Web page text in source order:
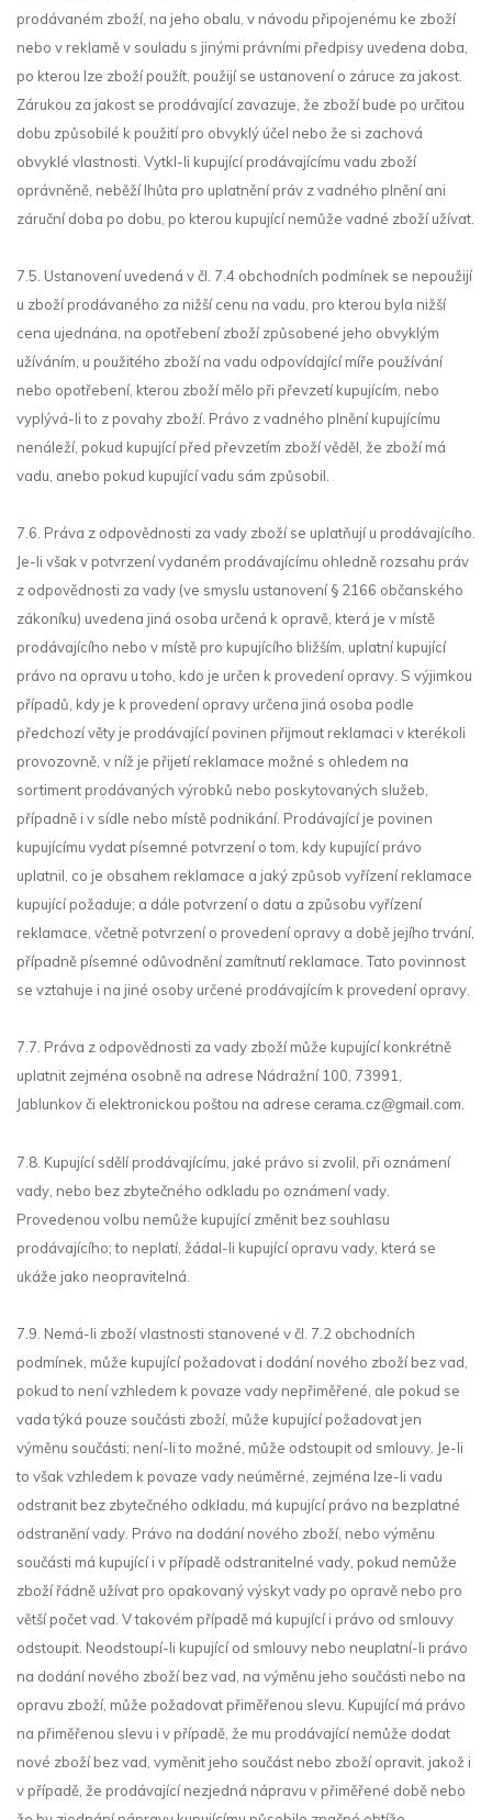
prodávaném zboží, na jeho obalu, v návodu připojenému ke zboží
nebo v reklamě v souladu s jinými právními předpisy uvedena doba,
po kterou lze zboží použít, použijí se ustanovení o záruce za jakost.
Zárukou za jakost se prodávající zavazuje, že zboží bude po určitou
dobu způsobilé k použití pro obvyklý účel nebo že si zachová
obvyklé vlastnosti. Vytkl-li kupující prodávajícímu vadu zboží
oprávněně, neběží lhůta pro uplatnění práv z vadného plnění ani
záruční doba po dobu, po kterou kupující nemůže vadné zboží užívat.
7.5. Ustanovení uvedená v čl. 7.4 obchodních podmínek se nepoužijí
u zboží prodávaného za nižší cenu na vadu, pro kterou byla nižší
cena ujednána, na opotřebení zboží způsobené jeho obvyklým
užíváním, u použitého zboží na vadu odpovídající míře používání
nebo opotřebení, kterou zboží mělo při převzetí kupujícím, nebo
vyplývá-li to z povahy zboží. Právo z vadného plnění kupujícímu
nenáleží, pokud kupující před převzetím zboží věděl, že zboží má
vadu, anebo pokud kupující vadu sám způsobil.
7.6. Práva z odpovědnosti za vady zboží se uplatňují u prodávajícího.
Je-li však v potvrzení vydaném prodávajícímu ohledně rozsahu práv
z odpovědnosti za vady (ve smyslu ustanovení § 2166 občanského
zákoníku) uvedena jiná osoba určená k opravě, která je v místě
prodávajícího nebo v místě pro kupujícího bližším, uplatní kupující
právo na opravu u toho, kdo je určen k provedení opravy. S výjimkou
případů, kdy je k provedení opravy určena jiná osoba podle
předchozí věty je prodávající povinen přijmout reklamaci v kterékoli
provozovně, v níž je přijetí reklamace možné s ohledem na
sortiment prodávaných výrobků nebo poskytovaných služeb,
případně i v sídle nebo místě podnikání. Prodávající je povinen
kupujícímu vydat písemné potvrzení o tom, kdy kupující právo
uplatnil, co je obsahem reklamace a jaký způsob vyřízení reklamace
kupující požaduje; a dále potvrzení o datu a způsobu vyřízení
reklamace, včetně potvrzení o provedení opravy a době jejího trvání,
případně písemné odůvodnění zamítnutí reklamace. Tato povinnost
se vztahuje i na jiné osoby určené prodávajícím k provedení opravy.
7.7. Práva z odpovědnosti za vady zboží může kupující konkrétně
uplatnit zejména osobně na adrese Nádražní 100 73991,
Jablunkovči elektronickou poštou na adrese cerama.cz@gmail.com
7.8. Kupující sdělí prodávajícímu, jaké právo si zvolil, při oznámení
vady, nebo bez zbytečného odkladu po oznámení vady.
Provedenou volbu nemůže kupující změnit bez souhlasu
prodávajícího; to neplatí, žádal-li kupující opravu vady, která se
ukáže jako neopravitelná.
7.9. Nemá-li zboží vlastnosti stanovené v čl. 7.2 obchodních
podmínek, může kupující požadovat i dodání nového zboží bez vad,
pokud to není vzhledem k povaze vady nepřiměřené, ale pokud se
vada týká pouze součásti zboží, může kupující požadovat jen
výměnu součásti; není-li to možné, může odstoupit od smlouvy. Je-li
to však vzhledem k povaze vady neúměrné, zejména lze-li vadu
odstranit bez zbytečného odkladu, má kupující právo na bezplatné
odstranění vady. Právo na dodání nového zboží, nebo výměnu
součásti má kupující i v případě odstranitelné vady, pokud nemůže
zboží řádně užívat pro opakovaný výskyt vady po opravě nebo pro
větší počet vad. V takovém případě má kupující i právo od smlouvy
odstoupit. Neodstoupí-li kupující od smlouvy nebo neuplatní-li právo
na dodání nového zboží bez vad, na výměnu jeho součásti nebo na
opravu zboží, může požadovat přiměřenou slevu. Kupující má právo
na přiměřenou slevu i v případě, že mu prodávající nemůže dodat
nové zboží bez vad, vyměnit jeho součást nebo zboží opravit, jakož i
v případě, že prodávající nezjedná nápravu v přiměřené době nebo